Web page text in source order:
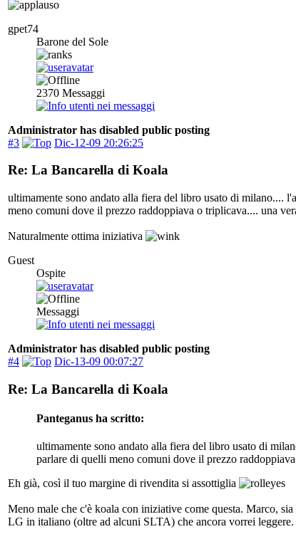
gpet74
Barone del Sole
2370 Messaggi
Administrator has disabled public posting
#3
Dic-12-09 20:26:25
Re: La Bancarella di Koala
ultimamente sono andato alla fiera del libro usato di milano....
meno comuni dove il prezzo raddoppiava o triplicava.... una
Naturalmente ottima iniziativa
Guest
Ospite
Messaggi
Administrator has disabled public posting
#4
Dic-13-09 00:07:27
Re: La Bancarella di Koala
Panteganus ha scritto:
ultimamente sono andato alla fiera del libro usato di
parlare di quelli meno comuni dove il prezzo
Eh già, così il tuo margine di rivendita si assottiglia
Meno male che c'è koala con iniziative come questa. Marco,
LG in italiano (oltre ad alcuni SLTA) che ancora vorrei leggere.